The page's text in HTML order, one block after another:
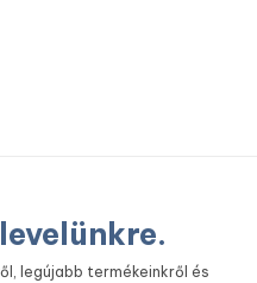
legújabb termékeinkről és